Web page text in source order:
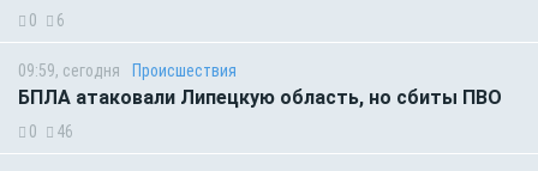
0 6
09:59, сегодня Происшествия
БПЛА атаковали Липецкую область, но сбиты ПВО
0 46